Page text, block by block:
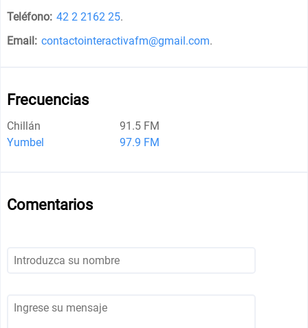
Teléfono: 42 2 2162 25.
Email: contactointeractivafm@gmail.com.
Frecuencias
Chillán
91.5 FM
Yumbel
97.9 FM
Comentarios